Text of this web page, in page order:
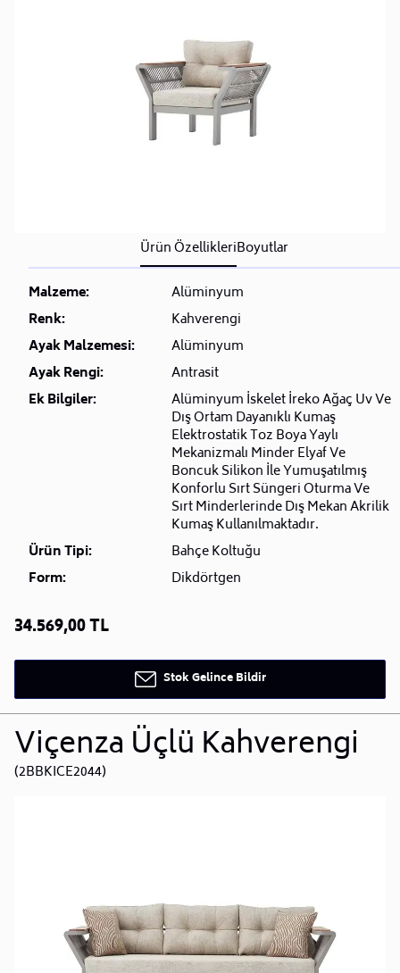
0850 223 08 23)üzerinden bizlere
Sıkça Sorulan Sorular
Ürün ÖzellikleriBoyutlar
Malzeme:
Alüminyum
Renk:
Kahverengi
Ayak Malzemesi:
Alüminyum
Ayak Rengi:
Antrasit
Ek Bilgiler:
Alüminyum İskelet İreko Ağaç Uv Ve
Dış Ortam Dayanıklı Kumaş
Elektrostatik Toz Boya Yaylı
Mekanizmalı Minder Elyaf Ve
Boncuk Silikon İle Yumuşatılmış
Konforlu Sırt Süngeri Oturma Ve
Sırt Minderlerinde Dış Mekan Akrilik
Kumaş Kullanılmaktadır.
Ürün Tipi:
Bahçe Koltuğu
Form:
Dikdörtgen
34.569,00 TL
Stok Gelince Bildir
Viçenza Üçlü Kahverengi
(2BBKICE2044)